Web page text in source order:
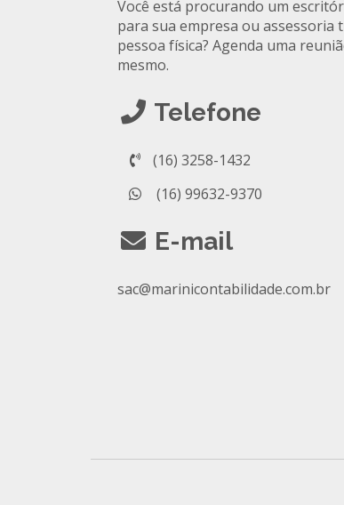
Você está procurando um
para sua empresa ou assessoria
pessoa física? Agenda uma
mesmo.
Telefone
(16) 3258-1432
(16) 99632-9370
E-mail
sac@marinicontabilidade.com.br